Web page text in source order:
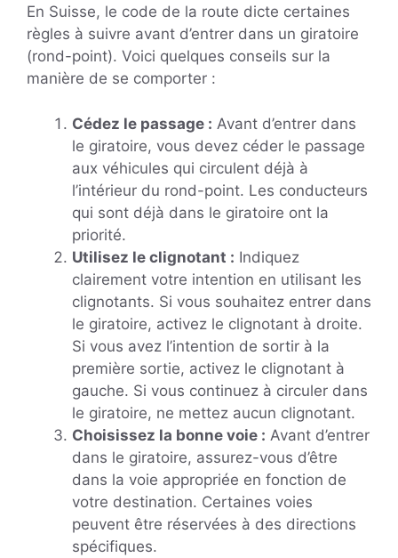
En Suisse, le code de la route dicte certaines
règles à suivre avant d’entrer dans un giratoire
(rond-point). Voici quelques conseils sur la
manière de se comporter :
Cédez le passage : Avant d’entrer dans
le giratoire, vous devez céder le passage
aux véhicules qui circulent déjà à
l’intérieur du rond-point. Les conducteurs
qui sont déjà dans le giratoire ont la
priorité.
Utilisez le clignotant : Indiquez
clairement votre intention en utilisant les
clignotants. Si vous souhaitez entrer dans
le giratoire, activez le clignotant à droite.
Si vous avez l’intention de sortir à la
première sortie, activez le clignotant à
gauche. Si vous continuez à circuler dans
le giratoire, ne mettez aucun clignotant.
Choisissez la bonne voie : Avant d’entrer
dans le giratoire, assurez-vous d’être
dans la voie appropriée en fonction de
votre destination. Certaines voies
peuvent être réservées à des directions
spécifiques.